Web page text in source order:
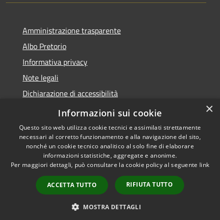
Amministrazione trasparente
Albo Pretorio
Informativa privacy
Note legali
Dichiarazione di accessibilità
Obiettivi di accessibilità
Accessibilità
Copyright © 2026 • Comune di
Ornago • Powered by
Municipium•
Accesso
redazione
×
Informazioni sui cookie
Questo sito web utilizza cookie tecnici e assimilati strettamente
necessari al corretto funzionamento e alla navigazione del sito,
nonché un cookie tecnico analitico al solo fine di elaborare
informazioni statistiche, aggregate e anonime.
Per maggiori dettagli, può consultare la cookie policy al seguente link
ACCETTA TUTTO RIFIUTA TUTTO
MOSTRA DETTAGLI